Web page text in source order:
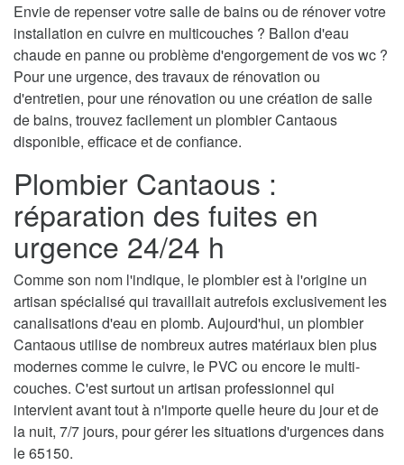
Envie de repenser votre salle de bains ou de rénover votre
installation en cuivre en multicouches ? Ballon d'eau
chaude en panne ou problème d'engorgement de vos wc ?
Pour une urgence, des travaux de rénovation ou
d'entretien, pour une rénovation ou une création de salle
de bains, trouvez facilement un plombier Cantaous
disponible, efficace et de confiance.
Plombier Cantaous :
réparation des fuites en
urgence 24/24 h
Comme son nom l'indique, le plombier est à l'origine un
artisan spécialisé qui travaillait autrefois exclusivement les
canalisations d'eau en plomb. Aujourd'hui, un plombier
Cantaous utilise de nombreux autres matériaux bien plus
modernes comme le cuivre, le PVC ou encore le multi-
couches. C'est surtout un artisan professionnel qui
intervient avant tout à n'importe quelle heure du jour et de
la nuit, 7/7 jours, pour gérer les situations d'urgences dans
le 65150.